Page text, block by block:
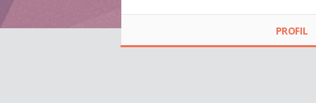
PROFIL